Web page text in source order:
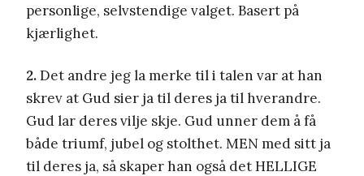
personlige, selvstendige valget. Basert på
kjærlighet.
2.Det andre jeg la merke til i talen var at han
skrev at Gud sier ja til deres ja til hverandre.
Gud lar deres vilje skje. Gud unner dem å få
både triumf, jubel og stolthet. MEN med sitt ja
til deres ja, så skaper han også det HELLIGE